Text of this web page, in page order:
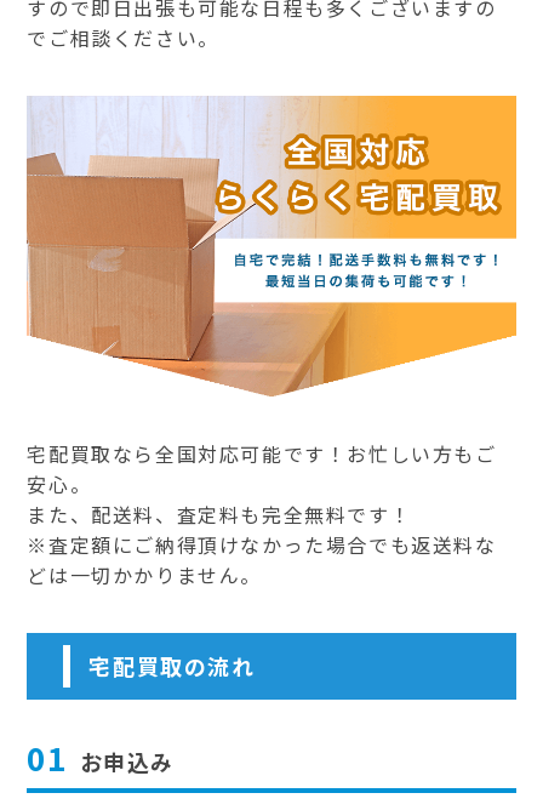
すので即日出張も可能な日程も多くございますの
でご相談ください。
宅配買取なら全国対応可能です！お忙しい方もご
安心。
また、配送料、査定料も完全無料です！
※査定額にご納得頂けなかった場合でも返送料な
どは一切かかりません。
宅配買取の流れ
01 お申込み